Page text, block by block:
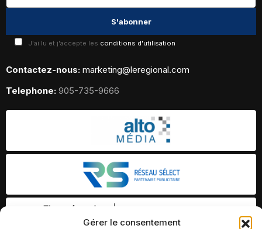
Gérer le consentement
J'ai lu et j'accepte les conditions d'utilisation
Contactez-nous: marketing@leregional.com
Telephone: 905-735-9666